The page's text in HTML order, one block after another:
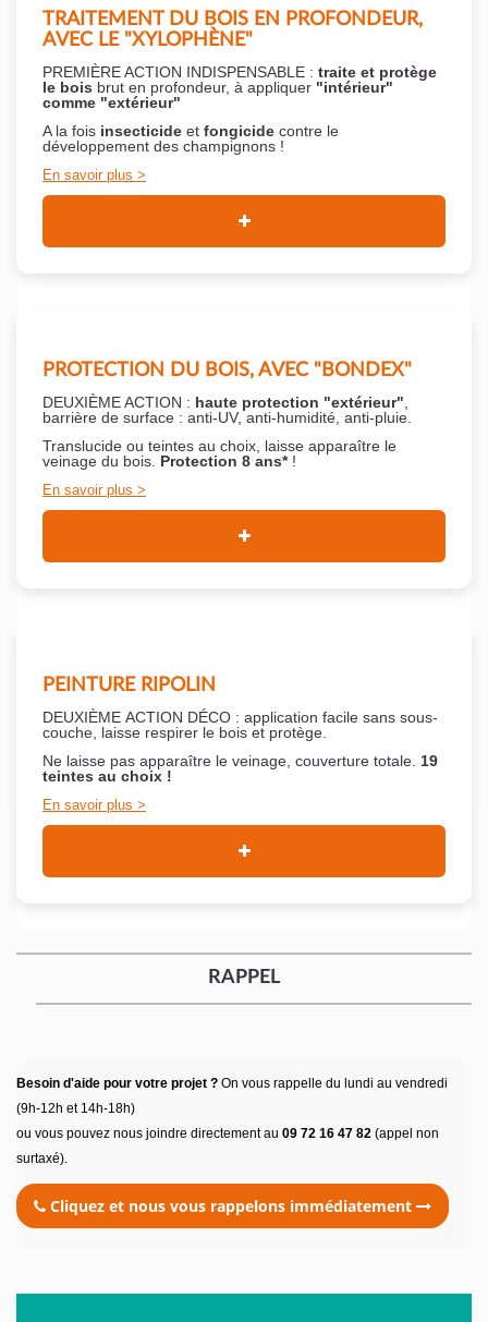
TRAITEMENT DU BOIS EN PROFONDEUR,
AVEC LE "XYLOPHÈNE"
PREMIÈRE ACTION INDISPENSABLE : traite et protège
le bois brut en profondeur, à appliquer "intérieur"
comme "extérieur"
A la fois insecticide et fongicide contre le
développement des champignons !
En savoir plus
PROTECTION DU BOIS, AVEC "BONDEX"
DEUXIÈME ACTION : haute protection "extérieur"
barrière de surface : anti-UV, anti-humidité, anti-pluie.
Translucide ou teintes au choix, laisse apparaître le
veinage du bois. Protection 8 ans*!
En savoir plus
PEINTURE RIPOLIN
DEUXIÈME ACTION DÉCO : application facile sans sous-
couche, laisse respirer le bois et protège.
Ne laisse pas apparaître le veinage, couverture totale. 19
teintes au choix !
En savoir plus
RAPPEL
Besoin d'aide pour votre projet ? On vous rappelle du lundi au vendredi
(9h-12h et 14h-18h)
ou vous pouvez nous joindre directement au 09 72 16 47 82 (appel non
surtaxé).
Cliquez et nous vous rappelons immédiatement